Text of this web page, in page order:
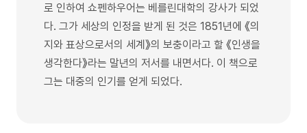
로 인하여 쇼펜하우어는 베를린대학의 강사가 되었
다. 그가 세상의 인정을 받게 된 것은 1851년에 《의
지와 표상으로서의 세계》의 보충이라고 할 《인생을
생각한다》라는 말년의 저서를 내면서다. 이 책으로
그는 대중의 인기를 얻게 되었다.